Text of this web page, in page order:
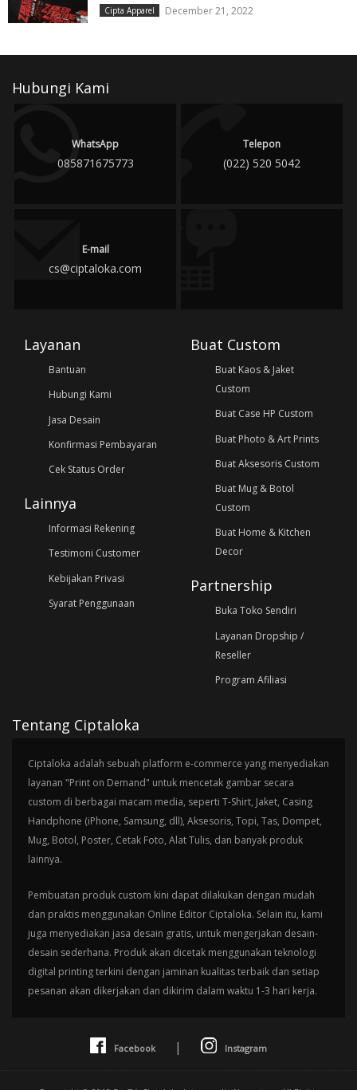
Cipta Apparel December 21, 2022
Hubungi Kami
WhatsApp
085871675773
Telepon
(022) 520 5042
E-mail
cs@ciptaloka.com
Layanan
Bantuan
Hubungi Kami
Jasa Desain
Konfirmasi Pembayaran
Cek Status Order
Lainnya
Informasi Rekening
Testimoni Customer
Kebijakan Privasi
Syarat Penggunaan
Buat Custom
Buat Kaos & Jaket
Custom
Buat Case HP Custom
Buat Photo & Art Prints
Buat Aksesoris Custom
Buat Mug & Botol
Custom
Buat Home & Kitchen
Decor
Partnership
Buka Toko Sendiri
Layanan Dropship /
Reseller
Program Afiliasi
Tentang Ciptaloka
Ciptaloka adalah sebuah platform e-commerce yang menyediakan
layanan "Print on Demand" untuk mencetak gambar secara
custom di berbagai macam media, seperti T-Shirt, Jaket, Casing
Handphone (iPhone, Samsung, dll), Aksesoris, Topi, Tas, Dompet,
Mug, Botol, Poster, Cetak Foto, Alat Tulis, dan banyak produk
lainnya.
Pembuatan produk custom kini dapat dilakukan dengan mudah
dan praktis menggunakan Online Editor Ciptaloka. Selain itu, kami
juga menyediakan jasa desain gratis, untuk mengerjakan desain-
desain sederhana. Produk akan dicetak menggunakan teknologi
digital printing terkini dengan jaminan kualitas terbaik dan setiap
pesanan akan dikerjakan dan dikirim dalam waktu 1-3 hari kerja.
Facebook | Instagram